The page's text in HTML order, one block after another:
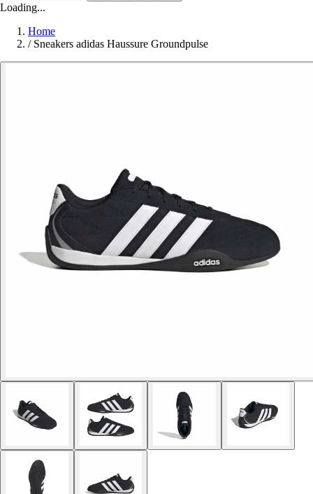
Loading...
Home
/ Sneakers adidas Haussure Groundpulse